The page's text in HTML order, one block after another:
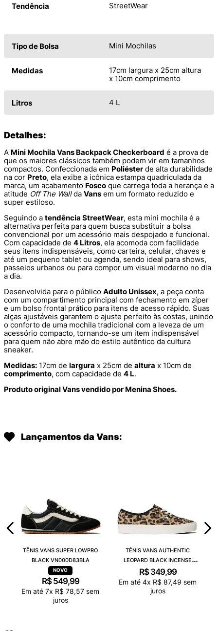
Tendência StreetWear
Tipo de Bolsa Mini Mochilas
Medidas
17cm largura x 25cm altura
x 10cm comprimento
Litros 4 L
Detalhes:
A Mini Mochila Vans Backpack Checkerboard é a prova de
que os maiores clássicos também podem vir em tamanhos
compactos. Confeccionada em Poliéster de alta durabilidade
na cor Preto, ela exibe a icônica estampa quadriculada da
marca, um acabamento Fosco que carrega toda a herança e a
atitude Off The Wallda Vans em um formato reduzido e
super estiloso.
Seguindo a tendência StreetWear, esta mini mochila é a
alternativa perfeita para quem busca substituir a bolsa
convencional por um acessório mais despojado e funcional.
Com capacidade de 4 Litros, ela acomoda com facilidade
seus itens indispensáveis, como carteira, celular, chaves e
até um pequeno tablet ou agenda, sendo ideal para shows,
passeios urbanos ou para compor um visual moderno no dia
a dia.
Desenvolvida para o público Adulto Unissex, a peça conta
com um compartimento principal com fechamento em zíper
e um bolso frontal prático para itens de acesso rápido. Suas
alças ajustáveis garantem o ajuste perfeito às costas, unindo
o conforto de uma mochila tradicional com a leveza de um
acessório compacto, tornando-se um item indispensável
para quem não abre mão do estilo autêntico da cultura
sneaker.
Medidas: 17cm de largura x 25cm de altura x 10cm de
comprimento, com capacidade de 4 L.
Produto original Vans vendido por Menina Shoes.
Lançamentos da Vans:
TÊNIS VANS SUPER LOWPRO
BLACK VN000D83BLA
R$ 549,99
Em até 7x R$ 78,57 sem
juros
TÊNIS VANS AUTHENTIC
LEOPARD BLACK INCENSE
VN000D6GGR4
R$ 349,99
Em até 4x R$ 87,49 sem
juros